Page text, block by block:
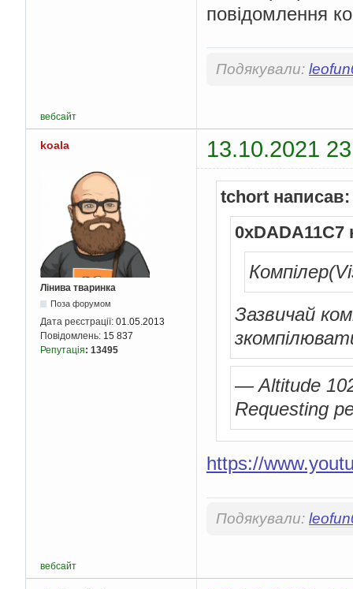
повідомлення
Подякували:
вебсайт
koala 13.10.2021
Лінива тваринка
Поза форумом
Дата реєстрації: 01.05.2013
Повідомлень: 15 837
Репутація: 13495
tchort написав:
0xDADA11C7
Зазвичай
— Altitude
Requesting
https://
Подякували:
вебсайт